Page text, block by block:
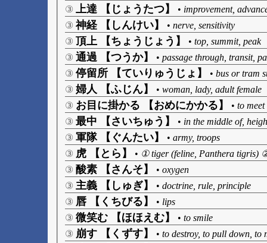
③ 上達 【じょうたつ】 • improvement,
③ 神経 【しんけい】 • nerve, sensitivity
③ 頂上 【ちょうじょう】 • top, summit, peak
③ 通過 【つうか】 • passage through, transit,
③ 停留所 【ていりゅうじょ】 • bus or tram
③ 婦人 【ふじん】 • woman, lady, adult female
③ お目に掛かる 【おめにかかる】 • to
③ 最中 【さいちゅう】 • in the middle of,
③ 軍隊 【ぐんたい】 • army, troops
③ 虎 【とら】 • ① tiger (feline, Panthera tigris)
③ 酸素 【さんそ】 • oxygen
③ 主義 【しゅぎ】 • doctrine, rule, principle
③ 唇 【くちびる】 • lips
③ 微笑む 【ほほえむ】 • to smile
③ 崩す 【くずす】 • to destroy, to pull down, to